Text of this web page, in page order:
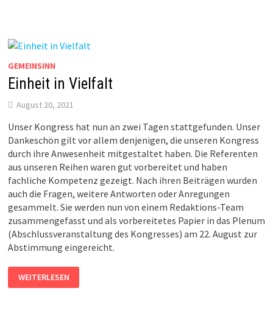
GEMEINSINN
Einheit in Vielfalt
August 20, 2021
Unser Kongress hat nun an zwei Tagen stattgefunden. Unser
Dankeschön gilt vor allem denjenigen, die unseren Kongress
durch ihre Anwesenheit mitgestaltet haben. Die Referenten
aus unseren Reihen waren gut vorbereitet und haben
fachliche Kompetenz gezeigt. Nach ihren Beiträgen wurden
auch die Fragen, weitere Antworten oder Anregungen
gesammelt. Sie werden nun von einem Redaktions-Team
zusammengefasst und als vorbereitetes Papier in das Plenum
(Abschlussveranstaltung des Kongresses) am 22. August zur
Abstimmung eingereicht.
EINHEIT
IN
VIELFALT
WEITERLESEN